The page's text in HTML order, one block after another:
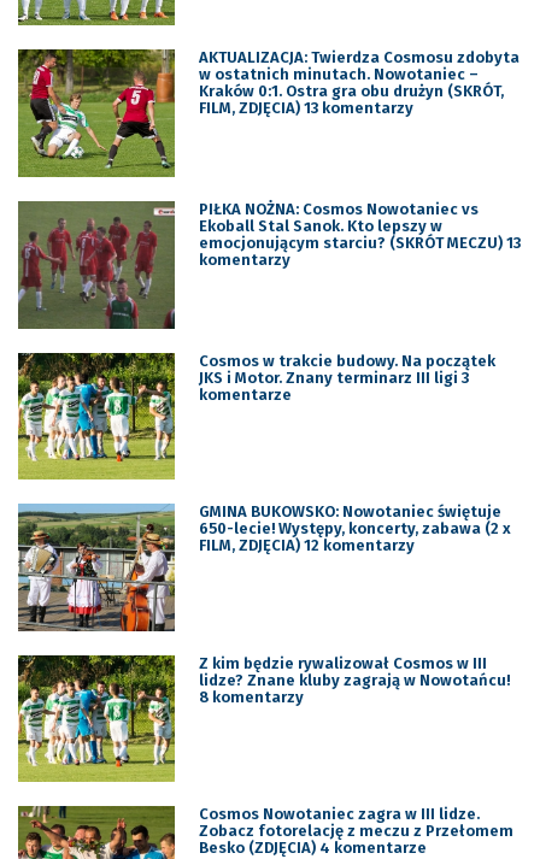
AKTUALIZACJA: Twierdza Cosmosu zdobyta
w ostatnich minutach. Nowotaniec –
Kraków 0:1. Ostra gra obu drużyn (SKRÓT,
FILM, ZDJĘCIA) 13 komentarzy
PIŁKA NOŻNA: Cosmos Nowotaniec vs
Ekoball Stal Sanok. Kto lepszy w
emocjonującym starciu? (SKRÓT MECZU) 13
komentarzy
Cosmos w trakcie budowy. Na początek
JKS i Motor. Znany terminarz III ligi 3
komentarze
GMINA BUKOWSKO: Nowotaniec świętuje
650-lecie! Występy, koncerty, zabawa (2 x
FILM, ZDJĘCIA) 12 komentarzy
Z kim będzie rywalizował Cosmos w III
lidze? Znane kluby zagrają w Nowotańcu!
8 komentarzy
Cosmos Nowotaniec zagra w III lidze.
Zobacz fotorelację z meczu z Przełomem
Besko (ZDJĘCIA) 4 komentarze